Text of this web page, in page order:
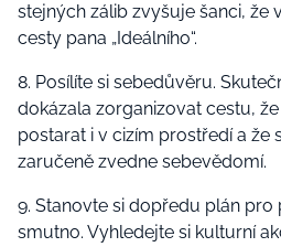
stejných zálib zvyšuje šanci, že
cesty pana „Ideálního“.
8. Posílíte si sebedůvěru.
dokázala zorganizovat cestu,
postarat i v cizím prostředí a že
zaručeně zvedne sebevědomí.
9. Stanovte si dopředu plán
smutno. Vyhledejte si kulturní